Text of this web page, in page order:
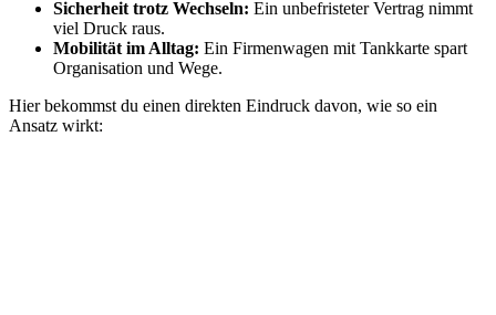
Sicherheit trotz Wechseln: Ein unbefristeter Vertrag nimmt
viel Druck raus.
Mobilität im Alltag: Ein Firmenwagen mit Tankkarte spart
Organisation und Wege.
Hier bekommst du einen direkten Eindruck davon, wie so ein
Ansatz wirkt: